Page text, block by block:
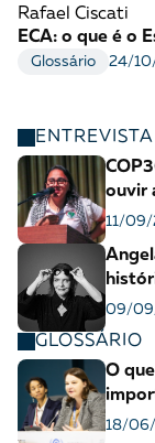
Rafael Ciscati
ECA: o que é o
Glossário 24/
ENTREVISTA
ouvir
11/
09/
GLOSSÁRIO
O
18/